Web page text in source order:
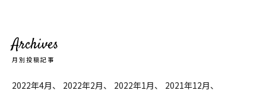
Archives
月別投稿記事
2022年4月 2022年2月 2022年1月
2021年12月